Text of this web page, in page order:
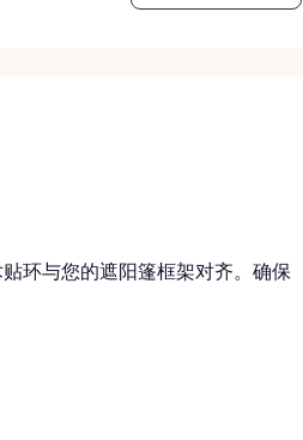
环与您的遮阳篷框架对齐。确保